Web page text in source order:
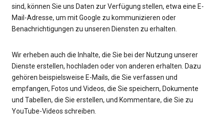
sind, können Sie uns Daten zur Verfügung stellen, etwa eine E-
Mail-Adresse, um mit Google zu kommunizieren oder
Benachrichtigungen zu unseren Diensten zu erhalten.
Wir erheben auch die Inhalte, die Sie bei der Nutzung unserer
Dienste erstellen, hochladen oder von anderen erhalten. Dazu
gehören beispielsweise E-Mails, die Sie verfassen und
empfangen, Fotos und Videos, die Sie speichern, Dokumente
und Tabellen, die Sie erstellen, und Kommentare, die Sie zu
YouTube-Videos schreiben.